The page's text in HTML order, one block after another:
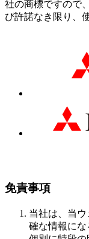
社の商標ですので
び許諾なき限り、
免責事項
当社は、当
確な情報にな